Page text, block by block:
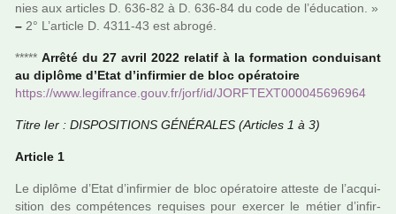
nies aux arti­cles D. 636-82 à D. 636-84 du code de l’éducation. »
– 2° L’arti­cle D. 4311-43 est abrogé.
***** Arrêté du 27 avril 2022 rela­tif à la for­ma­tion condui­sant
au diplôme d’Etat d’infir­mier de bloc opé­ra­toire
https://www.legi­france.gouv.fr/jorf/id/JORFTEXT000045696964
Titre Ier : DISPOSITIONS GÉNÉRALES (Articles 1 à 3)
Article 1
Le diplôme d’Etat d’infir­mier de bloc opé­ra­toire atteste de l’acqui­
si­tion des com­pé­ten­ces requi­ses pour exer­cer le métier d’infir­